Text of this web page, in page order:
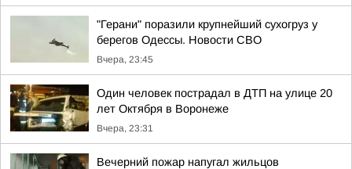
"Герани" поразили крупнейший сухогруз у
берегов Одессы. Новости СВО
Вчера, 23:45
Один человек пострадал в ДТП на улице 20
лет Октября в Воронеже
Вчера, 23:31
Вечерний пожар напугал жильцов